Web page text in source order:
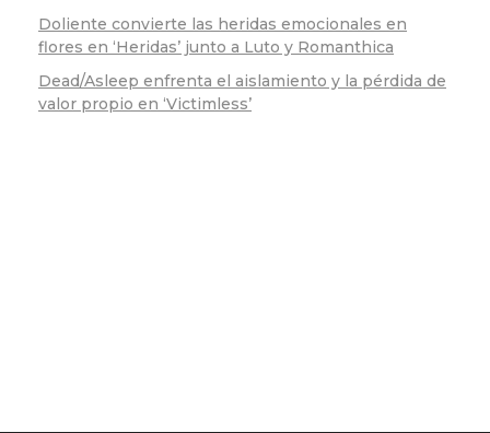
Doliente convierte las heridas emocionales en
flores en ‘Heridas’ junto a Luto y Romanthica
Dead/Asleep enfrenta el aislamiento y la pérdida de
valor propio en ‘Victimless’